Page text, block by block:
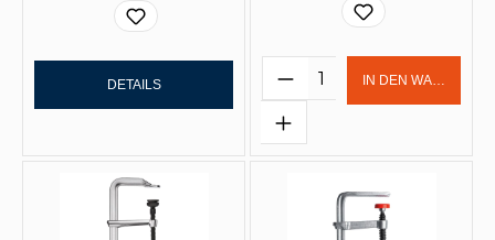
DETAILS Produkt Anzahl:
IN DEN